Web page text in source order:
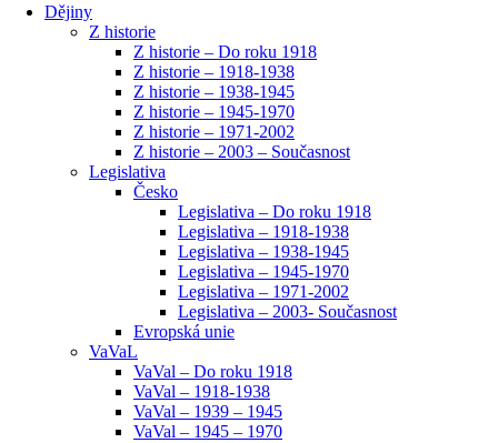
Dějiny
Z historie
Z historie – Do roku 1918
Z historie – 1918-1938
Z historie – 1938-1945
Z historie – 1945-1970
Z historie – 1971-2002
Z historie – 2003 – Současnost
Legislativa
Česko
Legislativa – Do roku 1918
Legislativa – 1918-1938
Legislativa – 1938-1945
Legislativa – 1945-1970
Legislativa – 1971-2002
Legislativa – 2003- Současnost
Evropská unie
VaVaL
VaVal – Do roku 1918
VaVal – 1918-1938
VaVal – 1939 – 1945
VaVal – 1945 – 1970